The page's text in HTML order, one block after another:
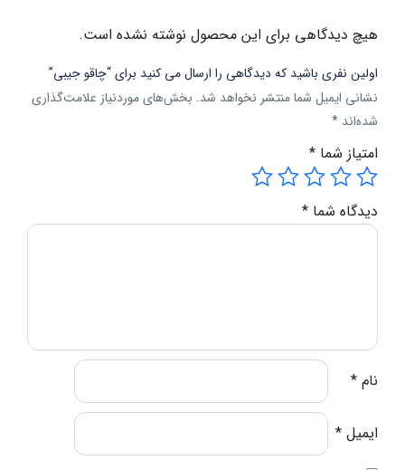
هیچ دیدگاهی برای این محصول نوشته نشده است.
اولین نفری باشید که دیدگاهی را ارسال می کنید برای “چاقو جیبی”
نشانی ایمیل شما منتشر نخواهد شد. بخش‌های موردنیاز علامت‌گذاری
شده‌اند *
امتیاز شما *
دیدگاه شما *
نام *
ایمیل *